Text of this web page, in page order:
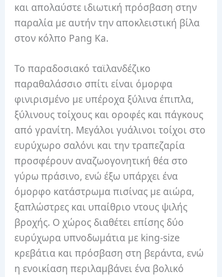
και απολαύστε ιδιωτική πρόσβαση στην
παραλία με αυτήν την αποκλειστική βίλα
στον κόλπο Pang Ka.
Το παραδοσιακό ταϊλανδέζικο
παραθαλάσσιο σπίτι είναι όμορφα
φινιρισμένο με υπέροχα ξύλινα έπιπλα,
ξύλινους τοίχους και οροφές και πάγκους
από γρανίτη. Μεγάλοι γυάλινοι τοίχοι στο
ευρύχωρο σαλόνι και την τραπεζαρία
προσφέρουν αναζωογονητική θέα στο
γύρω πράσινο, ενώ έξω υπάρχει ένα
όμορφο κατάστρωμα πισίνας με αιώρα,
ξαπλώστρες και υπαίθριο ντους ψιλής
βροχής. Ο χώρος διαθέτει επίσης δύο
ευρύχωρα υπνοδωμάτια με king-size
κρεβάτια και πρόσβαση στη βεράντα, ενώ
η ενοικίαση περιλαμβάνει ένα βολικό